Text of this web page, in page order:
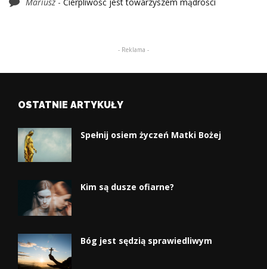
- Reklama -
OSTATNIE ARTYKUŁY
Spełnij osiem życzeń Matki Bożej
Kim są dusze ofiarne?
Bóg jest sędzią sprawiedliwym